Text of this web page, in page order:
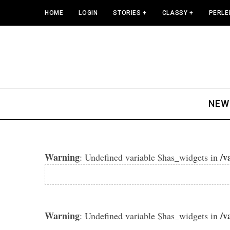
HOME LOGIN STORIES + CLASSY +
Warning: Undefined variable $has_widgets in/
Warning: Undefined variable $has_widgets in/